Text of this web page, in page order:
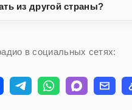
из другой страны?
в социальных сетях: